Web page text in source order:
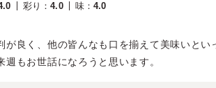
彩り ：4.0 味：4.0
良く、他の皆んなも口を揃えて美味いとい
もお世話になろうと思います。